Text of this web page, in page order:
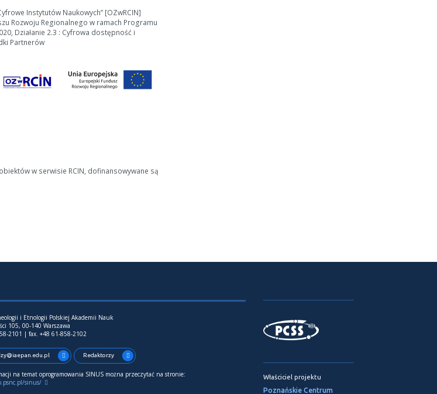
można ograniczyć dane np. zmniejszając zakres lat.
Anuluj
Instytutów Naukowych” [OZwRCIN]
Rozwoju Regionalnego w ramach Programu
Działanie 2.3 : Cyfrowa dostępność i
Partnerów
w serwisie RCIN, dofinansowywane są
i Etnologii Polskiej Akademii Nauk
105, 00-140 Warszawa
2101 | fax. +48 61-858-2102
Redaktorzy
na temat oprogramowania SINUS można przeczytać na stronie:
sinus/
Właściciel projektu
Poznańskie Centrum